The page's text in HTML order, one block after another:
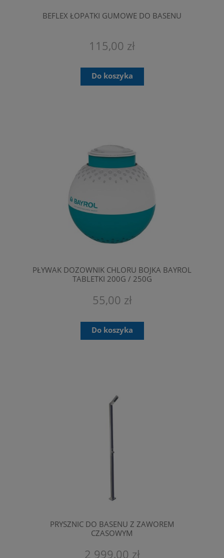
BEFLEX ŁOPATKI GUMOWE DO BASENU
115,00 zł
Do koszyka
PŁYWAK DOZOWNIK CHLORU BOJKA BAYROL
TABLETKI 200G / 250G
55,00 zł
Do koszyka
PRYSZNIC DO BASENU Z ZAWOREM
CZASOWYM
2 999,00 zł